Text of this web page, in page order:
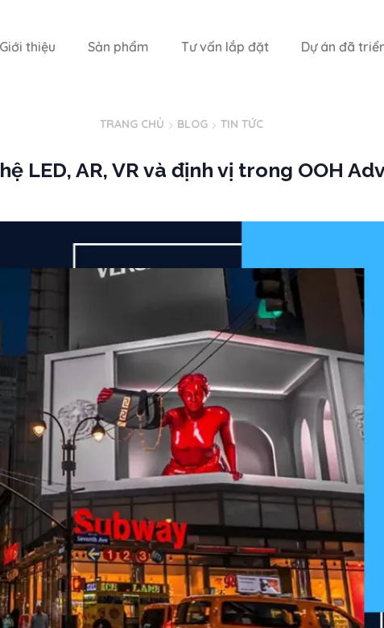
Giới thiệu Sản phẩm Tư vấn lắp đặt Dự án đã
TRANG CHỦ BLOG TIN TỨC
LED, AR, VR và định vị trong OOH